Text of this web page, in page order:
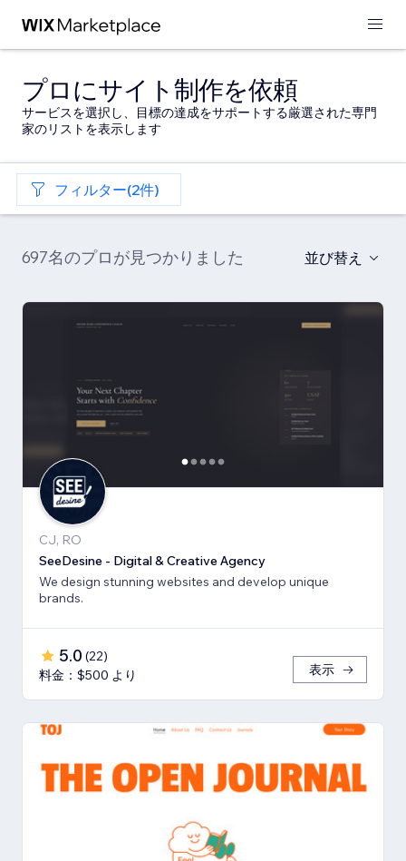
プロにサイト制作を依頼
サービスを選択し、目標の達成をサポートする厳選された専門
家のリストを表示します
フィルター(2件)
697名のプロが見つかりました 並び替え
CJ, RO
SeeDesine - Digital & Creative Agency
We design stunning websites and develop unique
brands.
5.0 (22)
料金：$500 より
表示